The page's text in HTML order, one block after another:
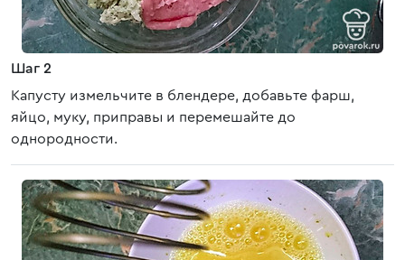
Шаг 2
Капусту измельчите в блендере, добавьте фарш,
яйцо, муку, приправы и перемешайте до
однородности.